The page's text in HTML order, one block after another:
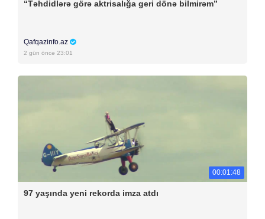
“Təhdidlərə görə aktrisalığa geri dönə bilmirəm”
Qafqazinfo.az
2 gün öncə 23:01
00:01:48
97 yaşında yeni rekorda imza atdı